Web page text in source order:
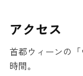
アクセス
首都ウィーンの
時間。